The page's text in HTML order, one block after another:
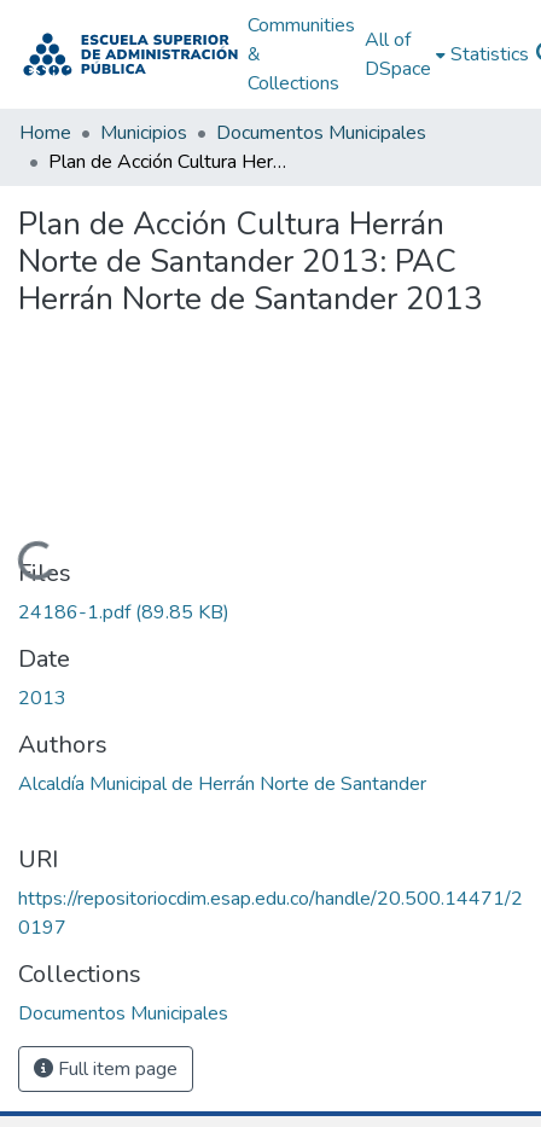
Communities
&
Collections
All of
DSpace
Statistics
Home Municipios
Documentos Municipales
Plan de Acción Cultura Herrán Norte de Santander 2013: PAC Herrán Norte de Santander 2013
Plan de Acción Cultura Herrán
Norte de Santander 2013: PAC
Herrán Norte de Santander 2013
Loading...
Files
24186-1.pdf(89.85 KB)
Date
2013
Authors
Alcaldía Municipal de Herrán Norte de Santander
URI
https://repositoriocdim.esap.edu.co/handle/20.500.14471/2
0197
Collections
Documentos Municipales
Full item page